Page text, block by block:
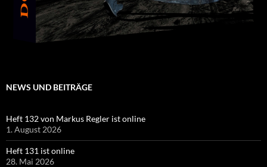
NEWS UND BEITRÄGE
Heft 132 von Markus Regler ist online
1. August 2026
Heft 131 ist online
28. Mai 2026